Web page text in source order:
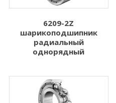
Внутренний
диаметр d (мм)
1.000
2.000
3.000
4.000
6209-2Z
шарикоподшипник
радиальный
однорядный